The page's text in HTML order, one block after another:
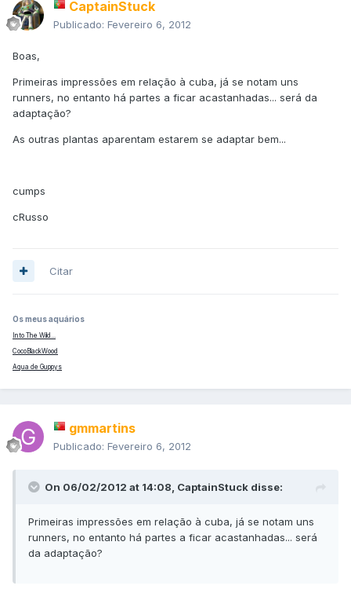
CaptainStuck
Publicado: Fevereiro 6, 2012
Boas,
Primeiras impressões em relação à cuba, já se notam uns
runners, no entanto há partes a ficar acastanhadas... será da
adaptação?
As outras plantas aparentam estarem se adaptar bem...
cumps
cRusso
Citar
Os meus aquários
Into The Wild...
CocoBlackWood
Aqua de Guppys
gmmartins
Publicado: Fevereiro 6, 2012
On 06/02/2012 at 14:08, CaptainStuck disse:
Primeiras impressões em relação à cuba, já se notam uns
runners, no entanto há partes a ficar acastanhadas... será
da adaptação?